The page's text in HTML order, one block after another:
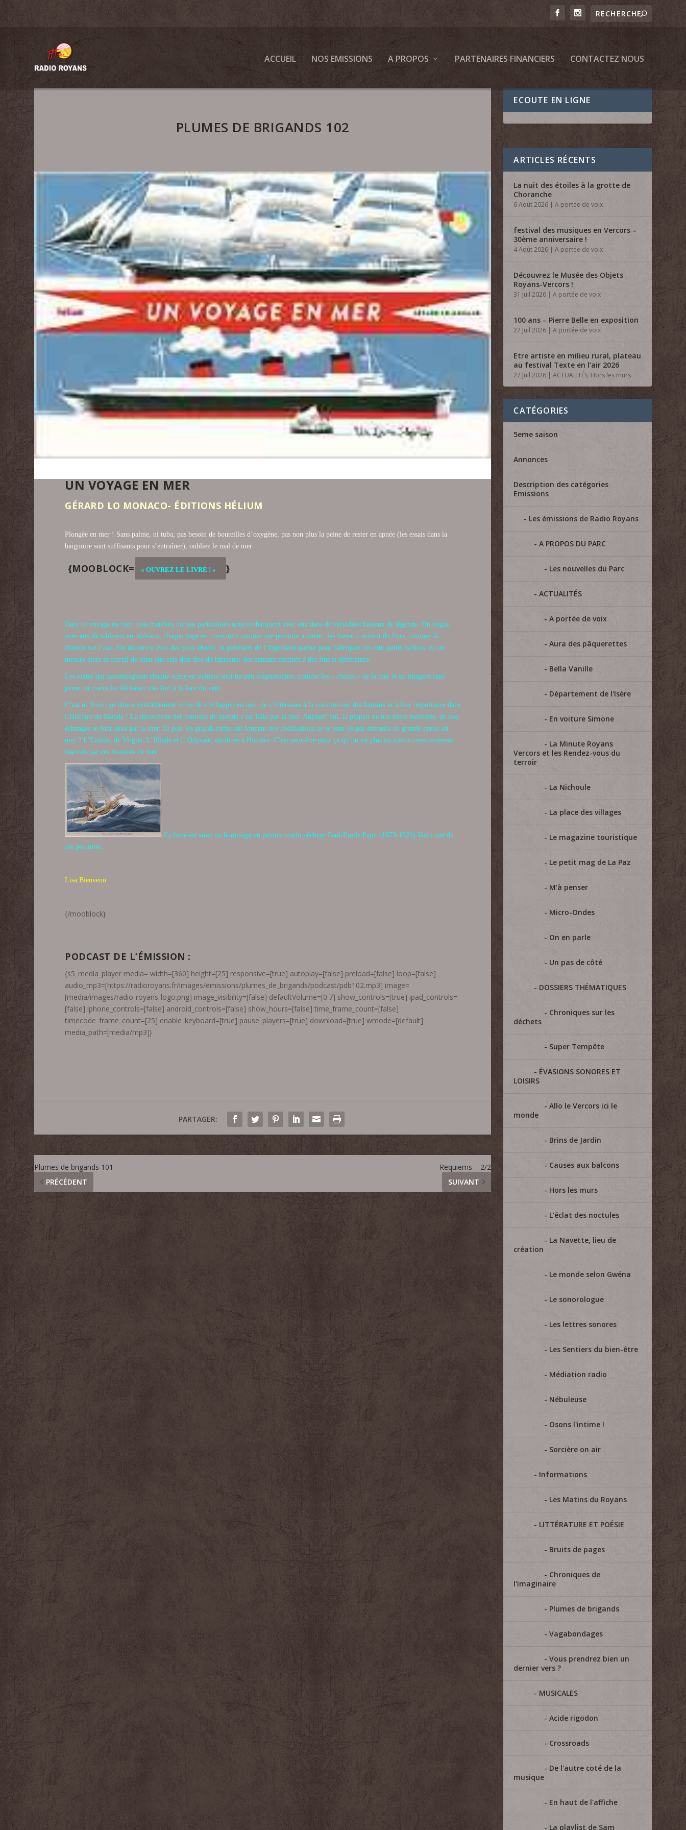
ACCUEIL NOS EMISSIONS A PROPOS PARTENAIRES FINANCIERS CONTACTEZ NOUS
PLUMES DE BRIGANDS 102
UN VOYAGE EN MER
GÉRARD LO MONACO- ÉDITIONS HÉLIUM
Plongée en mer ! Sans palme, ni tuba, pas besoin de bouteilles d’oxygène, pas non plus la peine de rester en apnée (les essais dans la
baignoire sont suffisants pour s’entraîner), oubliez le mal de mer
{MOOBLOCK= « OUVREZ LE LIVRE ! » }
Dans ce voyage en mer, trois matelots un peu particuliers nous embarquent avec eux dans de véritables bateaux de légende. On vogue
avec eux de tableaux en tableaux, chaque page est construite comme une peinture animée : les bateaux sortent du livre, comme ils
flottent sur l’eau. On découvre avec des yeux ébahis, la précision de l’ingénierie papier pour fabriquer ces tout-petits navires. Et on
mesure alors le travail de titan que cela doit être de fabriquer des bateaux destinés à des fins si différentes.
Les textes qui accompagnent chaque scène en volume sont un peu énigmatiques, comme les « choses » de la mer et on imagine sans
peine un marin les déclamer très fort à la face du vent.
C’est un livre qui donne véritablement envie de s’échapper en mer, de s’intéresser à la construction des bateaux et à leur importance dans
l’Histoire du Monde ! La découverte des contrées du monde s’est faite par la mer. Aujourd’hui, la plupart de nos biens matériels, de nos
échanges se font aussi par la mer. Et puis les grands récits qui fondent nos civilisations ne se sont-ils pas déroulés en grande partie en
mer ? L’Enéide, de Virgile, L’Illiade et L’Odyssée, attribués à Homère. C’est peut-être pour ça qu’on est plus ou moins consciemment
fascinés par ces histoires de mer
Ce livre est aussi un hommage au peintre marin pêcheur Paul-Emile Pajot (1873-1929) Voici une de
ces peintures.
Lisa Bienvenu
{/mooblock}
PODCAST DE L’ÉMISSION :
{s5_media_player media= width=[360] height=[25] responsive=[true] autoplay=[false] preload=[false] loop=[false]
audio_mp3=[https://radioroyans.fr/images/emissions/plumes_de_brigands/podcast/pdb102.mp3] image=
[media/images/radio-royans-logo.png] image_visibility=[false] defaultVolume=[0.7] show_controls=[true] ipad_controls=
[false] iphone_controls=[false] android_controls=[false] show_hours=[false] time_frame_count=[false]
timecode_frame_count=[25] enable_keyboard=[true] pause_players=[true] download=[true] wmode=[default]
media_path=[media/mp3]}
PARTAGER:
Plumes de brigands 101
PRÉCÉDENT
Requiems – 2/2
SUIVANT
ECOUTE EN LIGNE
ARTICLES RÉCENTS
La nuit des étoiles à la grotte de
Choranche
6 Août 2026 |A portée de voix
festival des musiques en Vercors –
30ème anniversaire !
4 Août 2026 |A portée de voix
Découvrez le Musée des Objets
Royans-Vercors !
31 Juil 2026 |A portée de voix
100 ans – Pierre Belle en exposition
27 Juil 2026 |A portée de voix
Etre artiste en milieu rural, plateau
au festival Texte en l’air 2026
27 Juil 2026 |ACTUALITÉS, Hors les murs
CATÉGORIES
5eme saison
Annonces
Description des catégories
Emissions
Les émissions de Radio Royans
A PROPOS DU PARC
Les nouvelles du Parc
ACTUALITÉS
A portée de voix
Aura des pâquerettes
Bella Vanille
Département de l'Isère
En voiture Simone
La Minute Royans
Vercors et les Rendez-vous du
terroir
La Nichoule
La place des villages
Le magazine touristique
Le petit mag de La Paz
M'à penser
Micro-Ondes
On en parle
Un pas de côté
DOSSIERS THÉMATIQUES
Chroniques sur les
déchets
Super Tempête
ÉVASIONS SONORES ET
LOISIRS
Allo le Vercors ici le
monde
Brins de Jardin
Causes aux balcons
Hors les murs
L'éclat des noctules
La Navette, lieu de
création
Le monde selon Gwéna
Le sonorologue
Les lettres sonores
Les Sentiers du bien-être
Médiation radio
Nébuleuse
Osons l'intime !
Sorcière on air
Informations
Les Matins du Royans
LITTÉRATURE ET POÉSIE
Bruits de pages
Chroniques de
l'imaginaire
Plumes de brigands
Vagabondages
Vous prendrez bien un
dernier vers ?
MUSICALES
Acide rigodon
Crossroads
De l'autre coté de la
musique
En haut de l'affiche
La playlist de Sam